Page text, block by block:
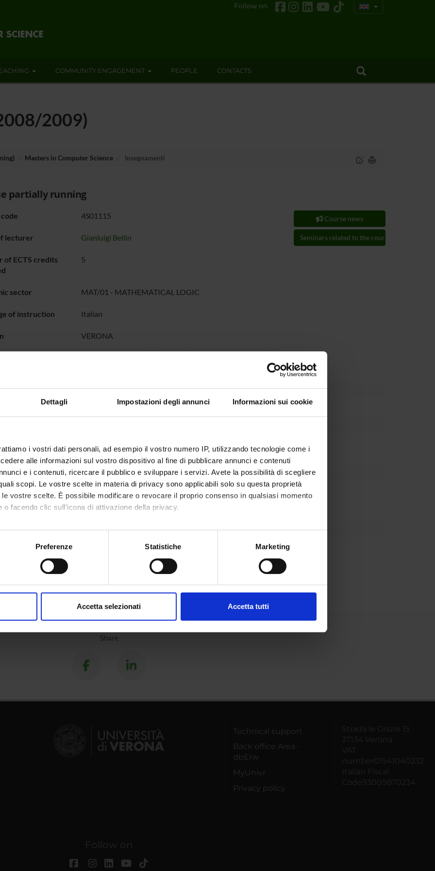
Dettagli Impostazioni degli annunci Informazioni sui cookie
i vostri dati personali, ad esempio il vostro numero IP, utilizzando tecnologie come i
alle informazioni sul vostro dispositivo al fine di pubblicare annunci e contenuti
e i contenuti, ricercare il pubblico e sviluppare i servizi. Avete la possibilità di scegliere
scopi. Le vostre scelte in materia di privacy sono applicabili solo su questa proprietà
vostre scelte. È possibile modificare o revocare il proprio consenso in qualsiasi momento
o facendo clic sull'icona di attivazione della privacy.
anche:
sulla tua posizione geografica, con un'approssimazione di qualche metro,
in qualsiasi momento dalla Dichiarazione sui cookie.
e social media, i quali potrebbero combinarle con altre informazioni che hai fornito loro o
Preferenze Statistiche Marketing
Accetta selezionati Accetta tutti
Follow on
COMMUNITY ENGAGEMENT PEOPLE CONTACTS
2009)
Masters in Computer Science Insegnamenti
partially running
4S01115
lecturer Gianluigi Bellin
of ECTS credits
5
sector MAT/01 - MATHEMATICAL LOGIC
of instruction Italian
VERONA
Course news
Seminars related to the course
TIMETABLE
METHODS AND CRITERIA
Share
Technical support
Back office Area -
dbErw
MyUnivr
Privacy policy
Strada le Grazie 15
37134 Verona
VAT
number01541040232
Italian Fiscal
Code93009870234
Follow on